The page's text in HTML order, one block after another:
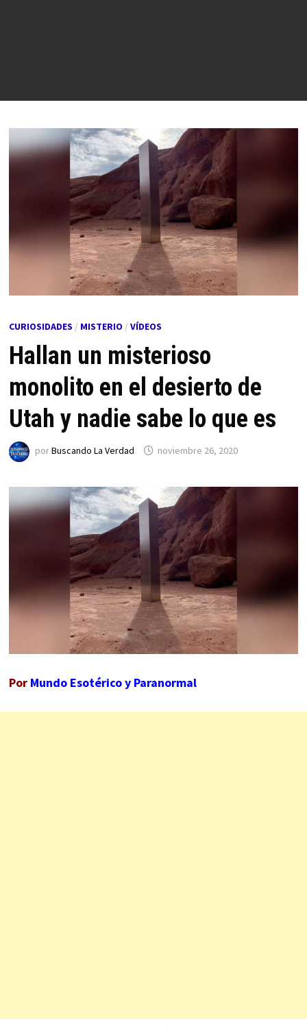
CURIOSIDADES / MISTERIO / VÍDEOS
Hallan un misterioso
monolito en el desierto de
Utah y nadie sabe lo que es
porBuscando La Verdad noviembre 26, 2020
Por Mundo Esotérico y Paranormal